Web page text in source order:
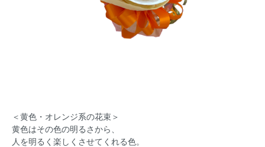
＜黄色・オレンジ系の花束＞
黄色はその色の明るさから、
人を明るく楽しくさせてくれる色。